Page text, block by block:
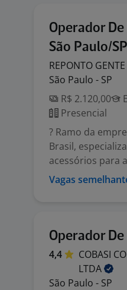
Operador
São Paulo/SP
REPONTO GENTE
São Paulo - SP
R$ 2.120,00
Presencial
? Ramo da
Brasil,
acessórios para
Vagas
Operador
4,4
COBASI
LTDA
São Paulo - SP